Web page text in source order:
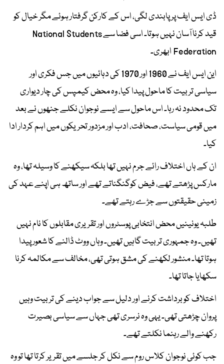
ڈی ایس ایف پر پابندی لگی، اس کے کارکن گرفتار ہوئے مگر خیال کو
قید کرنا آسان نہیں ہوتا۔ اسی فضا سے National Students
Federation ابھری۔
این ایس ایف نے 1960 اور 1970 کی دہائیوں میں جس فکری اور
سیاسی تربیت کا ماحول پیدا کیا، وہ محض کیمپس کی چار دیواری
تک محدود نہ رہا۔ اس ماحول سے ایسے نوجوان نکلے جنھوں نے بعد
میں قومی سیاست، صحافت، ادب اور مزدور تحریکوں میں اہم کردار ادا
کیا۔
ان کے ہاں اختلاف رائے جرم نہیں تھا بلکہ سیکھنے کا وسیلہ تھا، وہ
مارکس پڑھتے تھے، فیض کوگنگناتے تھے اور ساتھ ہی اپنے عہد کی
زمینی حقیقتوں سے جڑے رہتے تھے۔
طلبہ یونینیں محض انتخابی پوسٹروں اور تقریری مقابلوں کا نام نہیں
تھیں۔ وہ جمہوری تربیت گاہیں تھیں۔ وہاں ووٹ ڈالنے کا شعور پیدا
ہوتا تھا۔ منشور لکھنے کی مشق ہوتی تھی، مخالف سے مکالمہ کرنا
سکھایا جاتا تھا۔
اختلاف کو برداشت کرنے اور دلیل سے جواب دینے کی تربیت وہیں
پروان چڑھتی تھی۔ یہی وہ نرسری تھی جہاں سے سیاسی بصیرت
رکھنے والے رہنما نکلتے تھے۔
جب کوئی نوجوان کلاس روم سے نکل کر جلسے میں تقریر کرتا تھا تو وہ